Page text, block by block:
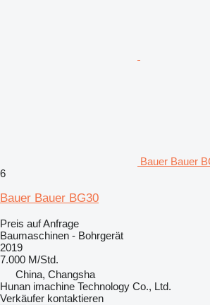
Bauer Bauer
6
Bauer Bauer BG30
Preis auf Anfrage
Baumaschinen - Bohrgerät
2019
7.000 M/Std.
China, Changsha
Hunan imachine Technology Co., Ltd.
Verkäufer kontaktieren